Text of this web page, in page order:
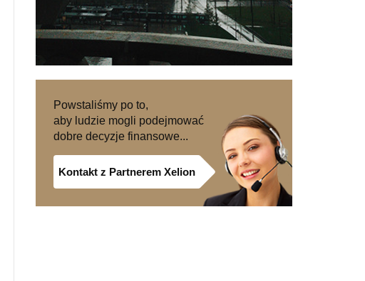
Powstaliśmy po to,
aby ludzie mogli podejmować
dobre decyzje finansowe...
Kontakt z Partnerem Xelion